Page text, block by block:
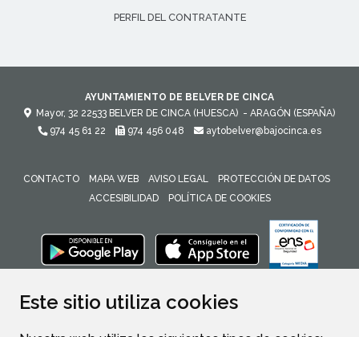
Este sitio utiliza cookies
PERFIL DEL CONTRATANTE
AYUNTAMIENTO DE BELVER DE CINCA
Mayor, 32 22533 BELVER DE CINCA (HUESCA) - ARAGÓN (ESPAÑA)
974 45 61 22
974 456 048 aytobelver@bajocinca.es
CONTACTO MAPA WEB AVISO LEGAL
PROTECCIÓN DE DATOS
ACCESIBILIDAD
POLÍTICA DE COOKIES